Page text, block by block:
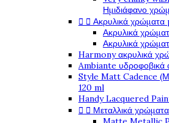
Ημιδιάφανο
  Ακρυλικά
Ακρυλικά
Ακρυλικά
Harmony ακρυλικά
Ambiante υδροφοβικά
Style Matt Cadence
120 ml
Handy Lacquered
  Μεταλλικά